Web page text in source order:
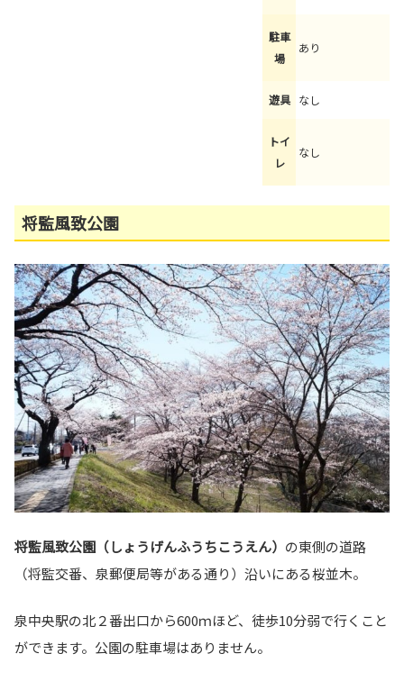
駐車
場
あり
遊具 なし
トイ
レ
なし
将監風致公園
将監風致公園（しょうげんふうちこうえん） の東側の道路
（将監交番、泉郵便局等がある通り）沿いにある桜並木。
泉中央駅の北２番出口から600ｍほど、徒歩10分弱で行くこと
ができます。公園の駐車場はありません。